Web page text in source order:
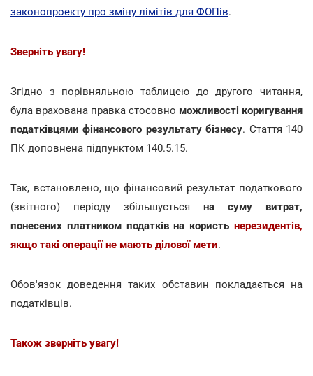
законопроекту про зміну лімітів для ФОПів.
Зверніть увагу!
Згідно з порівняльною таблицею до другого читання,
була врахована правка стосовно можливості коригування
податківцями фінансового результату бізнесу. Стаття 140
ПК доповнена підпунктом 140.5.15.
Так, встановлено, що фінансовий результат податкового
(звітного) періоду збільшується на суму витрат,
понесених платником податків на користь нерезидентів,
якщо такі операції не мають ділової мети.
Обов'язок доведення таких обставин покладається на
податківців.
Також зверніть увагу!